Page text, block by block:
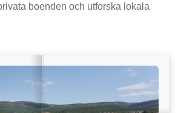
boenden och utforska lokala